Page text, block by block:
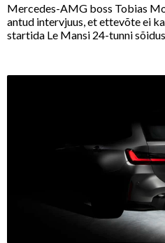
Mercedes-AMG boss Tobias
antud intervjuus, et ettevõte ei
startida Le Mansi 24-tunni